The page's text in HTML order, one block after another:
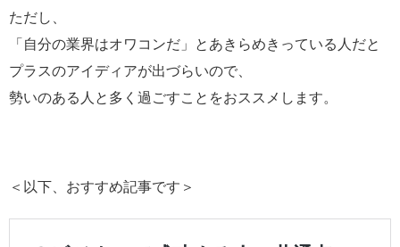
ただし、
「自分の業界はオワコンだ」とあきらめきっている人だと
プラスのアイディアが出づらいので、
勢いのある人と多く過ごすことをおススメします。
＜以下、おすすめ記事です＞